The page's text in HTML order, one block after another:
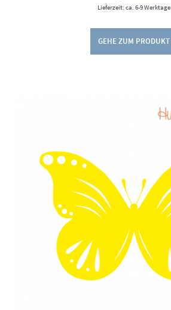
Lieferzeit: ca. 6-9 Werktage
GEHE ZUM PRODUKT